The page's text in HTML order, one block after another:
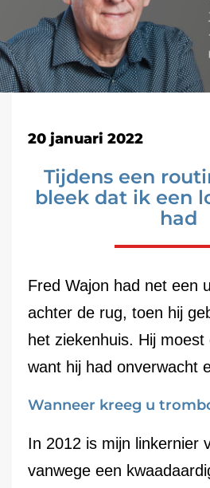
20 januari 2022
Tijdens een
bleek dat ik een
had
Fred Wajon had net een
achter de rug, toen hij
het ziekenhuis. Hij
want hij had onverwacht
Wanneer kreeg u
In 2012 is mijn linkernier
vanwege een